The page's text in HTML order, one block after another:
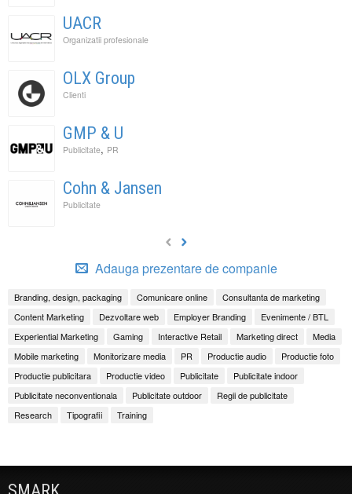
UACR
Organizatii profesionale
OLX Group
Clienti
GMP & U
Publicitate, PR
Cohn & Jansen
Publicitate
Adauga prezentare de companie
Branding, design, packaging Comunicare online
Consultanta de marketing
Content Marketing
Dezvoltare web Employer Branding
Evenimente / BTL
Experiential Marketing
Gaming Interactive Retail Marketing direct
Media
Mobile marketing
Monitorizare media PR Productie audio
Productie foto
Productie publicitara
Productie video Publicitate
Publicitate indoor
Publicitate neconventionala
Publicitate outdoor
Regii de publicitate
Research
Tipografii Training